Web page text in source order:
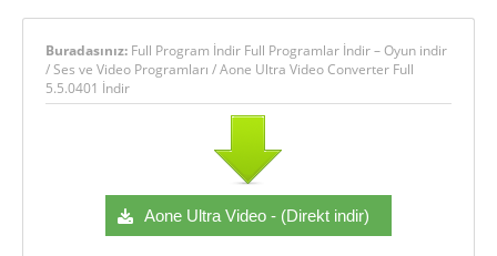
Buradasınız: Full Program İndir Full Programlar İndir – Oyun indir
/Ses ve Video Programları /Aone Ultra Video Converter Full
5.5.0401 İndir
Aone Ultra Video - (Direkt indir)